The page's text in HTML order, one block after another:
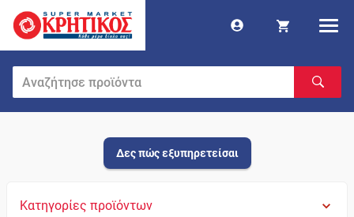
Δες πώς εξυπηρετείσαι
Κατηγορίες προϊόντων